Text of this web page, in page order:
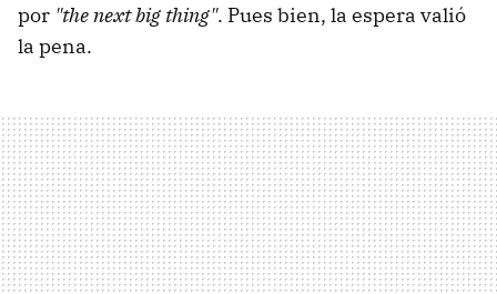
por "the next big thing". Pues bien, la espera valió
la pena.